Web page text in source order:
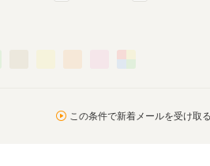
この条件で新着メールを受け取る